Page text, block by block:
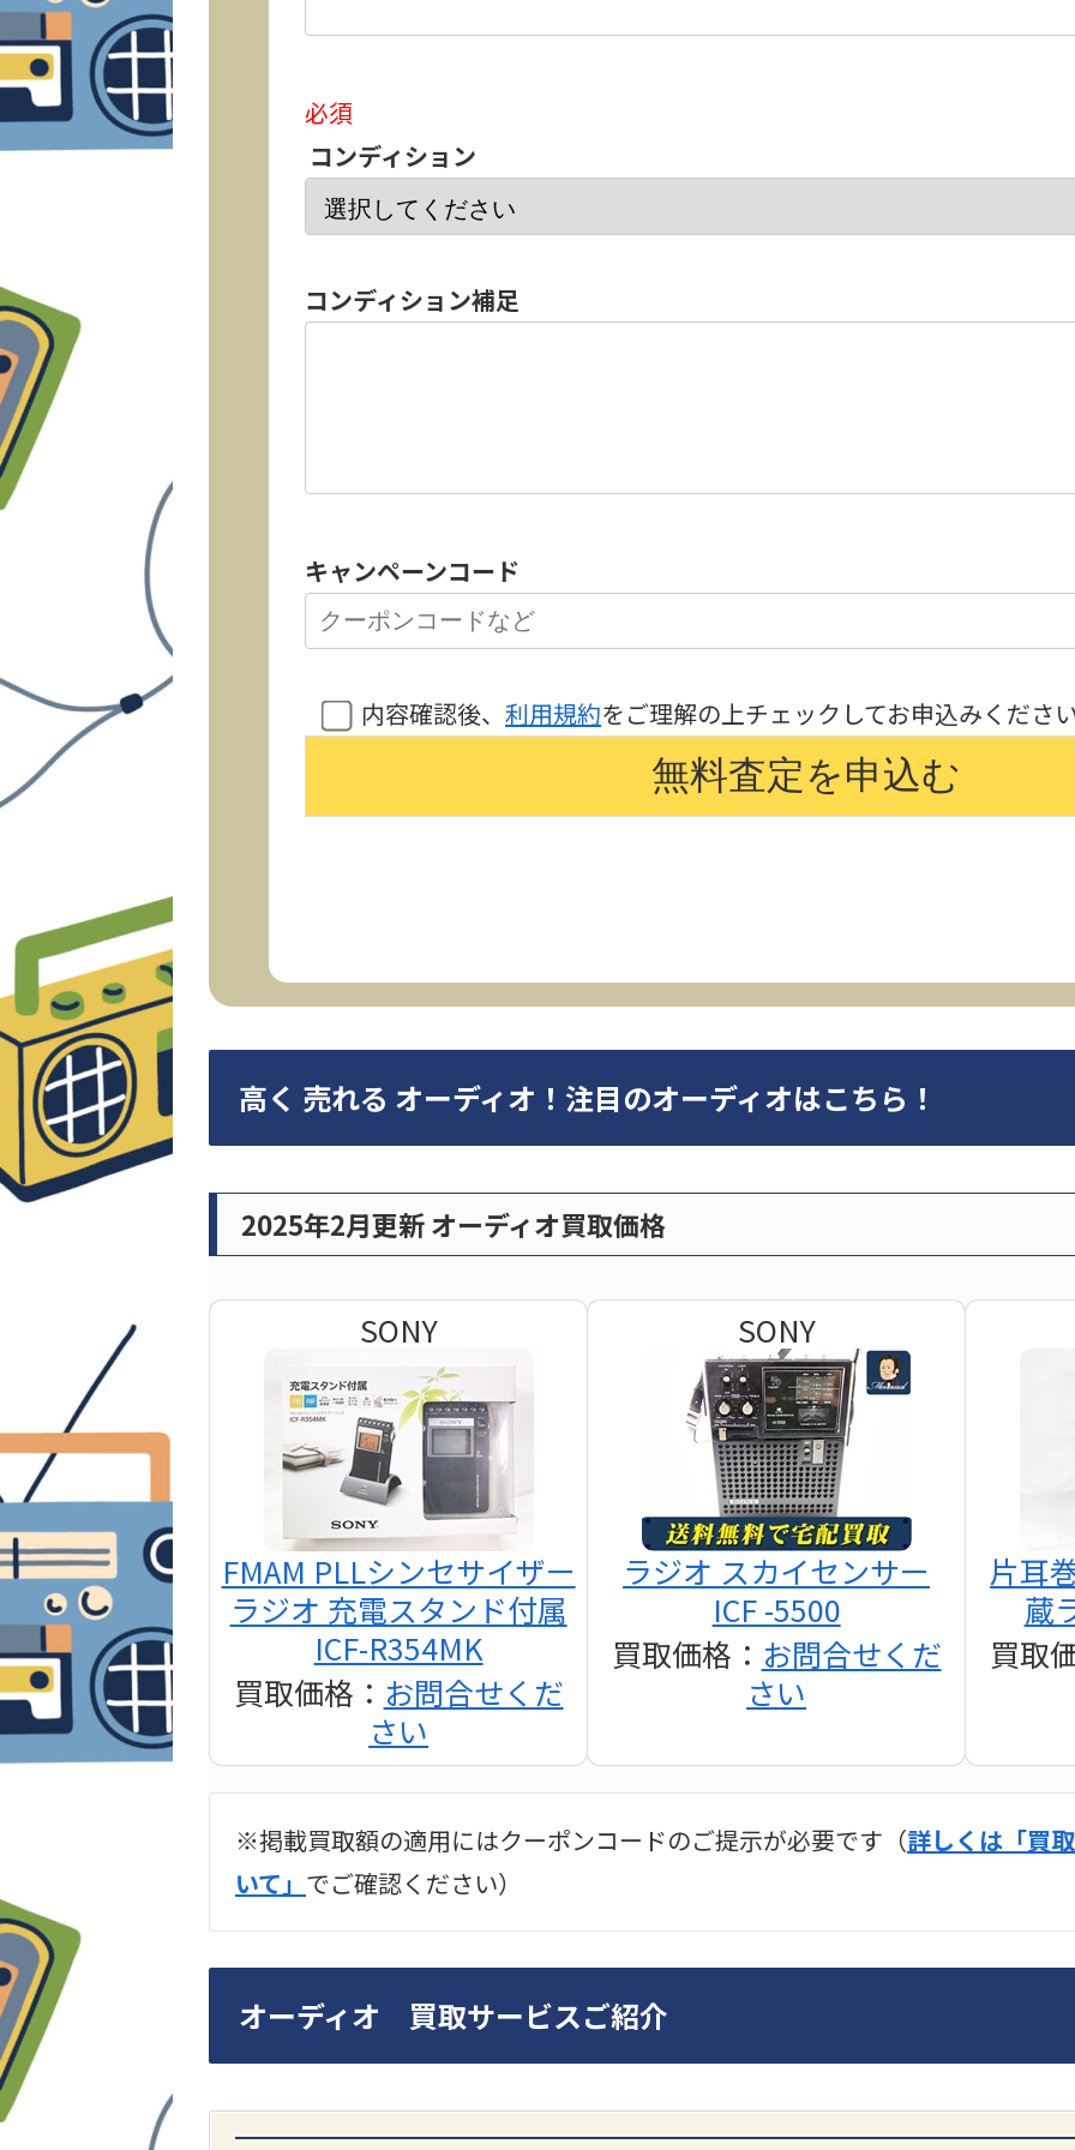
必須
コンディション
コンディション補足
キャンペーンコード
内容確認後、 利用規約をご理解の上チェックしてお申込みくださ
高く 売れる オーディオ！注目のオーディオはこちら！
2025年2月更新 オーディオ買取価格
SONY
FMAM PLLシンセサイザー
ラジオ 充電スタンド付属
ICF-R354MK
買取価格： お問合せくだ
さい
SONY
ラジオ スカイセンサー
ICF -5500
買取価格： お問合せくだ
さい
片耳
蔵
買取
2024年12月更新 オーディオ買取価格
LUXKIT
A3300 真空管プリアンプ
SONY
DA7000ES アンプ
PMA-
※掲載買取額の適用にはクーポンコードのご提示が必要です（詳しくは「買
いて」 でご確認ください）
オーディオ 買取サービスご紹介